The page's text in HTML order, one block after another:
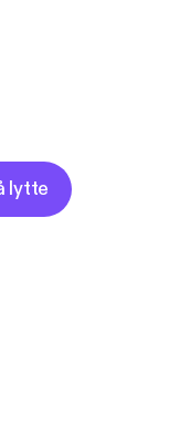
lytte